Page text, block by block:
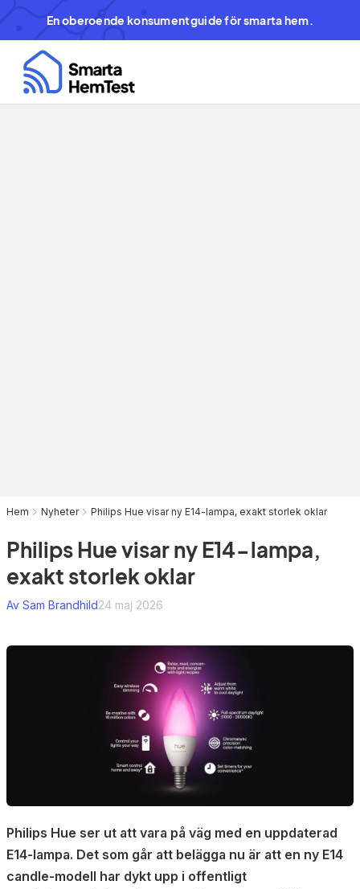
En oberoende konsumentguide för smarta hem.
Hem Nyheter Philips Hue visar ny E14-lampa, exakt storlek oklar
Philips Hue visar ny E14-lampa,
exakt storlek oklar
Av Sam Brandhild24 maj 2026
Philips Hue ser ut att vara på väg med en uppdaterad
E14-lampa. Det som går att belägga nu är att en ny E14
candle-modell har dykt upp i offentligt